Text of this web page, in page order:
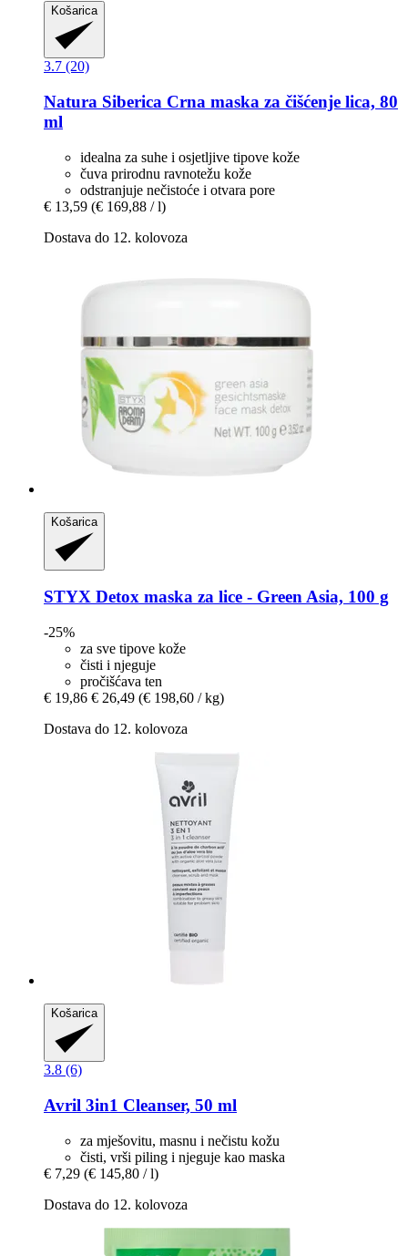
Košarica
3.7 (20)
Natura Siberica Crna maska za čišćenje lica, 80
ml
idealna za suhe i osjetljive tipove kože
čuva prirodnu ravnotežu kože
odstranjuje nečistoće i otvara pore
€ 13,59 (€ 169,88 / l)
Dostava do 12. kolovoza
Košarica
STYX Detox maska za lice -​ Green Asia, 100 g
-25%
za sve tipove kože
čisti i njeguje
pročišćava ten
€ 19,86 € 26,49 (€ 198,60 / kg)
Dostava do 12. kolovoza
Košarica
3.8 (6)
Avril 3in1 Cleanser, 50 ml
za mješovitu, masnu i nečistu kožu
čisti, vrši piling i njeguje kao maska
€ 7,29 (€ 145,80 / l)
Dostava do 12. kolovoza